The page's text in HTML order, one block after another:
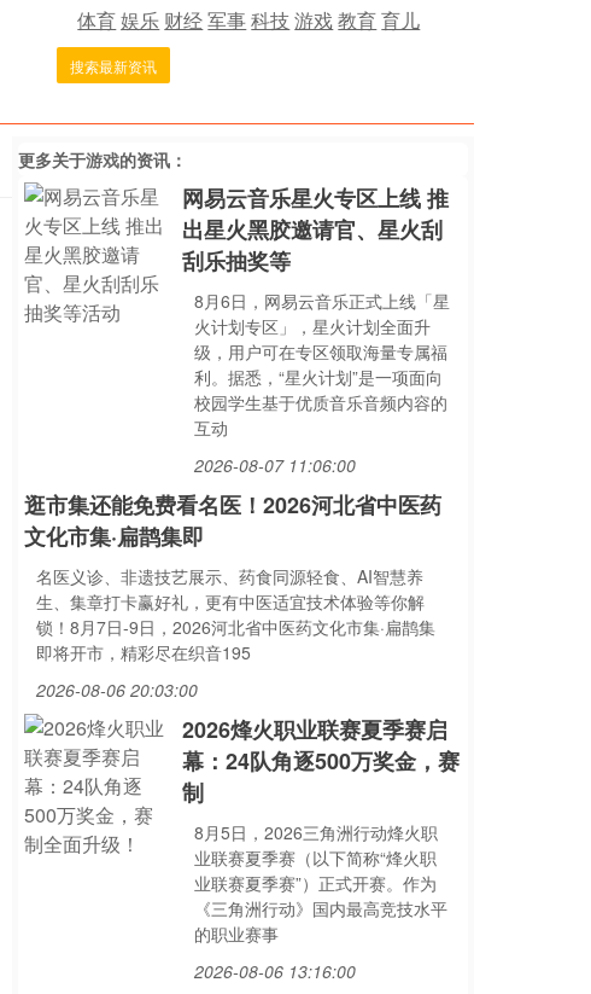
体育娱乐 财经军事科技游戏教育育儿
搜索最新资讯
更多关于游戏的资讯：
网易云音乐星火专区上线 推
出星火黑胶邀请官、星火刮
刮乐抽奖等
8月6日，网易云音乐正式上线「星
火计划专区」，星火计划全面升
级，用户可在专区领取海量专属福
利。据悉，“星火计划”是一项面向
校园学生基于优质音乐音频内容的
互动
2026-08-07 11:06:00
逛市集还能免费看名医！2026河北省中医药
文化市集·扁鹊集即
名医义诊、非遗技艺展示、药食同源轻食、AI智慧养
生、集章打卡赢好礼，更有中医适宜技术体验等你解
锁！8月7日-9日，2026河北省中医药文化市集·扁鹊集
即将开市，精彩尽在织音195
2026-08-06 20:03:00
2026烽火职业联赛夏季赛启
幕：24队角逐500万奖金，赛
制
8月5日，2026三角洲行动烽火职
业联赛夏季赛（以下简称“烽火职
业联赛夏季赛”）正式开赛。作为
《三角洲行动》国内最高竞技水平
的职业赛事
2026-08-06 13:16:00